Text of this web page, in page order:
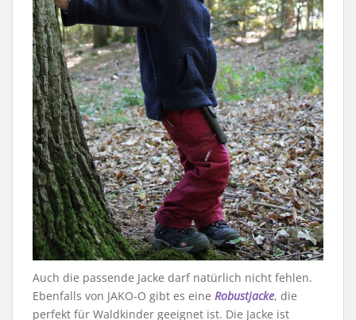
Auch die passende Jacke darf natürlich nicht fehlen.
Ebenfalls von JAKO-O gibt es eine Robustjacke, die
perfekt für Waldkinder geeignet ist. Die Jacke ist